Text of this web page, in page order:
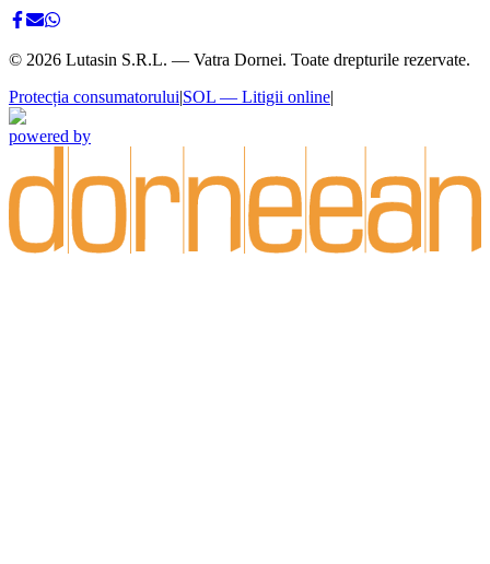
© 2026 Lutasin S.R.L. — Vatra Dornei. Toate drepturile rezervate.
Protecția consumatorului|SOL — Litigii online|
powered by